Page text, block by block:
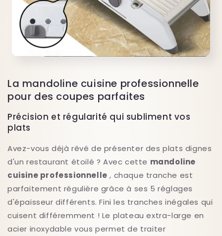
La mandoline cuisine professionnelle
pour des coupes parfaites
Précision et régularité qui subliment vos
plats
Avez-vous déjà rêvé de présenter des plats dignes
d'un restaurant étoilé ? Avec cette mandoline
cuisine professionnelle , chaque tranche est
parfaitement régulière grâce à ses 5 réglages
d'épaisseur différents. Fini les tranches inégales qui
cuisent différemment ! Le plateau extra-large en
acier inoxydable vous permet de traiter